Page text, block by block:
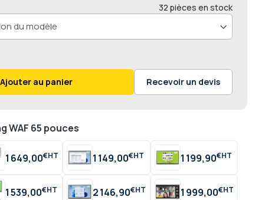
32 pièces en stock
Ajouter au panier Recevoir un devis
WAF 65 pouces
1 649,00€ 1 149,00€ 1 199,90€
1 539,00€ 2 146,90€ 1 999,00€